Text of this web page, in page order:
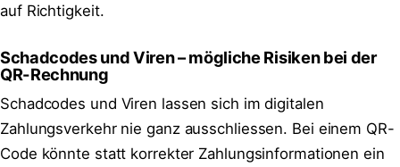
auf Richtigkeit.
Schadcodes und Viren – mögliche Risiken bei der
QR-Rechnung
Schadcodes und Viren lassen sich im digitalen
Zahlungsverkehr nie ganz ausschliessen. Bei einem QR-
Code könnte statt korrekter Zahlungsinformationen ein